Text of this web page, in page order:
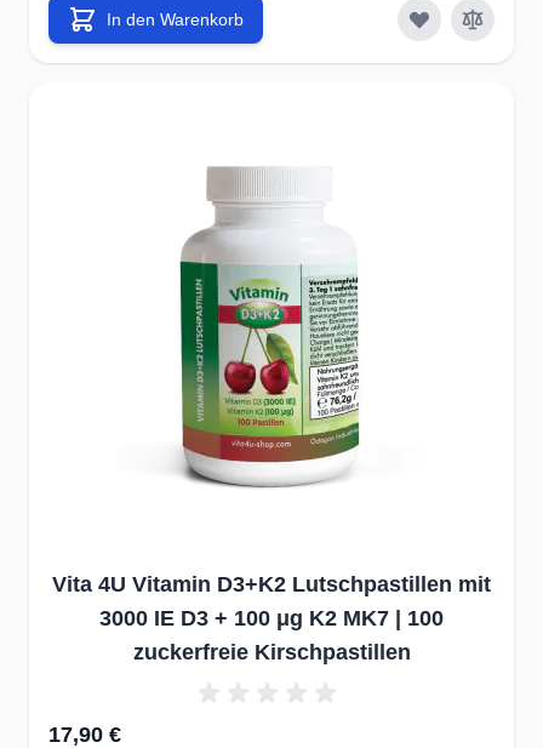
In den Warenkorb
Vita 4U Vitamin D3+K2 Lutschpastillen mit
3000 IE D3 + 100 μg K2 MK7 | 100
zuckerfreie Kirschpastillen
17,90 €